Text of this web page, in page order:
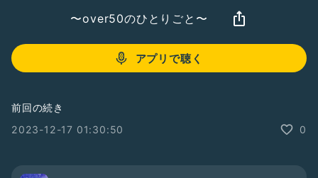
〜over50のひとりごと〜
アプリで聴く
前回の続き
2023-12-17 01:30:50
0